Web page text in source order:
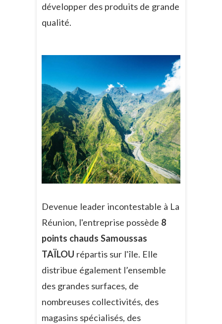
développer des produits de grande
qualité.
Devenue leader incontestable à La
Réunion, l'entreprise possède 8
points chauds Samoussas
TAÏLOU répartis sur l'île. Elle
distribue également l’ensemble
des grandes surfaces, de
nombreuses collectivités, des
magasins spécialisés, des